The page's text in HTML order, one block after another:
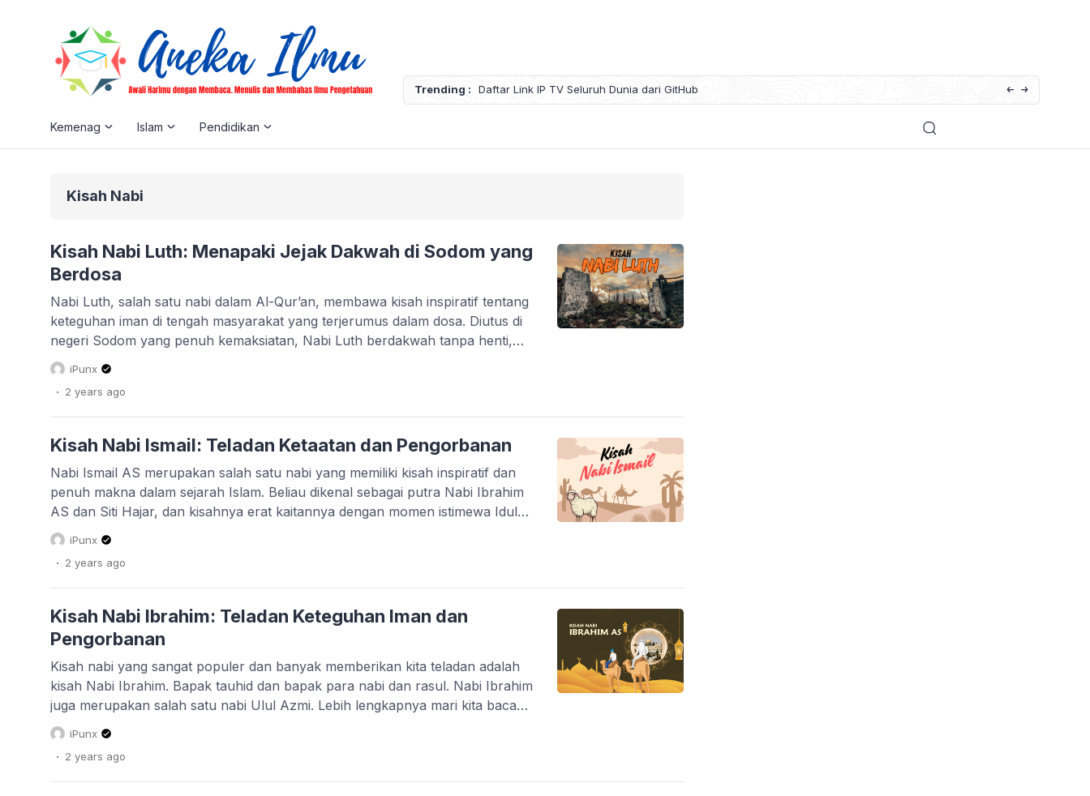
Trending :
Daftar Link IP TV Seluruh Dunia dari GitHub Asmaul Husna Arab, Latin, Terjemah dan Doa | PDF dan DOCX
Kemenag Islam Pendidikan
Kisah Nabi
Kisah Nabi Luth: Menapaki Jejak Dakwah di Sodom yang
Berdosa
Nabi Luth, salah satu nabi dalam Al-Qur’an, membawa kisah inspiratif tentang
keteguhan iman di tengah masyarakat yang terjerumus dalam dosa. Diutus di
negeri Sodom yang penuh kemaksiatan, Nabi Luth berdakwah tanpa henti,
menyerukan kaumnya kembali ke jalan Allah SWT. Kisahnya pun diabadikan
iPunx
. 2 years ago
Kisah Nabi Ismail: Teladan Ketaatan dan Pengorbanan
Nabi Ismail AS merupakan salah satu nabi yang memiliki kisah inspiratif dan
penuh makna dalam sejarah Islam. Beliau dikenal sebagai putra Nabi Ibrahim
AS dan Siti Hajar, dan kisahnya erat kaitannya dengan momen istimewa Idul
Adha yang dirayakan setiap tahun oleh umat Islam. Anekailmu kali ini akan
mengupas kisah Nabi Ismail secara mendalam, mulai dari […]
iPunx
. 2 years ago
Kisah Nabi Ibrahim: Teladan Keteguhan Iman dan
Pengorbanan
Kisah nabi yang sangat populer dan banyak memberikan kita teladan adalah
kisah Nabi Ibrahim. Bapak tauhid dan bapak para nabi dan rasul. Nabi Ibrahim
juga merupakan salah satu nabi Ulul Azmi. Lebih lengkapnya mari kita baca
dan simak kisah lengkapnya. Nabi Ibrahim Alaihissalam, dikenal sebagai
Khalilullah (Kekasih Allah), merupakan salah satu nabi yang paling mulia […]
iPunx
. 2 years ago